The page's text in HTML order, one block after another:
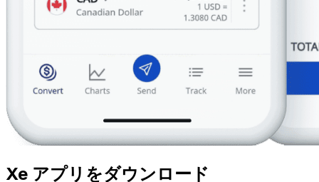
Xe アプリをダウンロード